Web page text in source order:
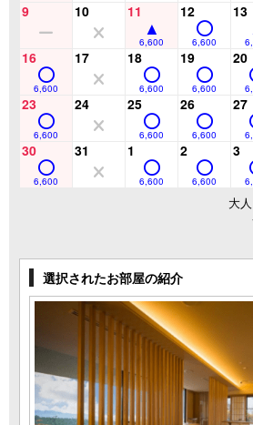
9 10 11
6,600
12
6,600
13
16
6,600
17 18
6,600
19
6,600
20
23
6,600
24 25
6,600
26
6,600
27
30
6,600
31 1
6,600
2
6,600
3
大
選択されたお部屋の紹介